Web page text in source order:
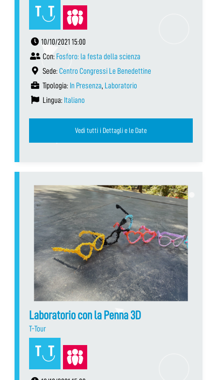
10/10/2021 15:00
Con: Fosforo: la festa della scienza
Sede: Centro Congressi Le Benedettine
Tipologia: In Presenza, Laboratorio
Lingua: Italiano
Vedi tutti i Dettagli e le Date
Laboratorio con la Penna 3D
T-Tour